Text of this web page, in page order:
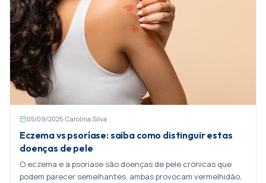
05/09/2025·Carolina Silva
Eczema vs psoríase: saiba como distinguir estas
doenças de pele
O eczema e a psoríase são doenças de pele crónicas que
podem parecer semelhantes, ambas provocam vermelhidão,